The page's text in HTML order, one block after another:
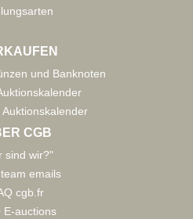
und Banknoten
Auktionskalender
CGB
sind wir?"
emails
cgb.fr
E-auctions